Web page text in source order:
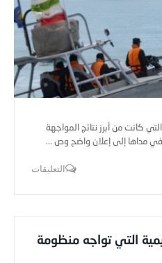
التي كانت من أبرز نتائج المواجهة
في مداها إلى إعلان واضح وص ...
التعليقات
التي تواجه منظومة